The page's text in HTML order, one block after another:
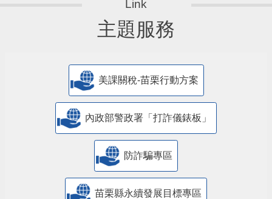
主題服務
美課關稅-苗栗行動方案
內政部警政署「打詐儀錶板」
防詐騙專區
苗栗縣永續發展目標專區